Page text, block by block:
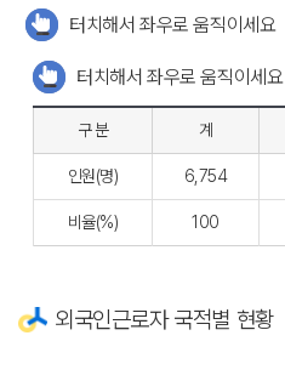
터치해서 좌우로 움직이세요
터치해서 좌우로 움직이세요
구 분 계
인원(명) 6,754
비율(%) 100
외국인근로자 국적별 현황